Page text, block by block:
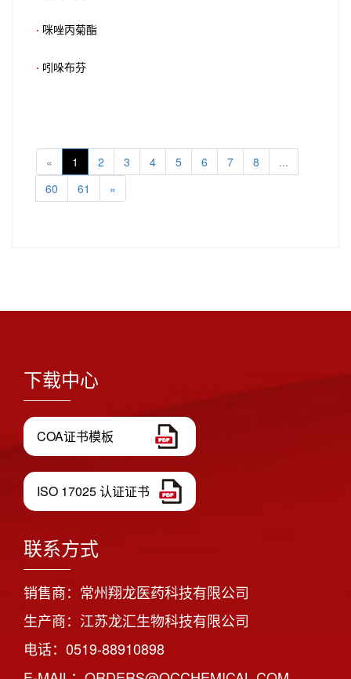
· 咪唑丙菊酯
· 吲哚布芬
« 1 2 3 4 5 6 7 8
...
60
61 »
下载中心
COA证书模板
ISO 17025 认证证书
联系方式
销售商：常州翔龙医药科技有限公司
生产商：江苏龙汇生物科技有限公司
电话：0519-88910898